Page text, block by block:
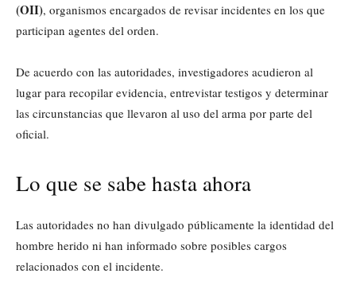
(OII), organismos encargados de revisar incidentes en los que
participan agentes del orden.
De acuerdo con las autoridades, investigadores acudieron al
lugar para recopilar evidencia, entrevistar testigos y determinar
las circunstancias que llevaron al uso del arma por parte del
oficial.
Lo que se sabe hasta ahora
Las autoridades no han divulgado públicamente la identidad del
hombre herido ni han informado sobre posibles cargos
relacionados con el incidente.